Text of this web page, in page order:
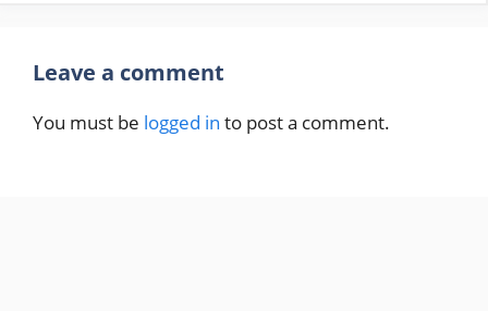
Leave a comment
You must be logged in to post a comment.